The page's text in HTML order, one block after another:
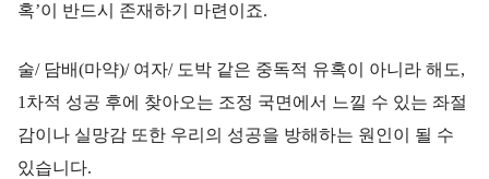
혹’이 반드시 존재하기 마련이죠.
술/ 담배(마약)/ 여자/ 도박 같은 중독적 유혹이 아니라 해도,
1차적 성공 후에 찾아오는 조정 국면에서 느낄 수 있는 좌절
감이나 실망감 또한 우리의 성공을 방해하는 원인이 될 수
있습니다.